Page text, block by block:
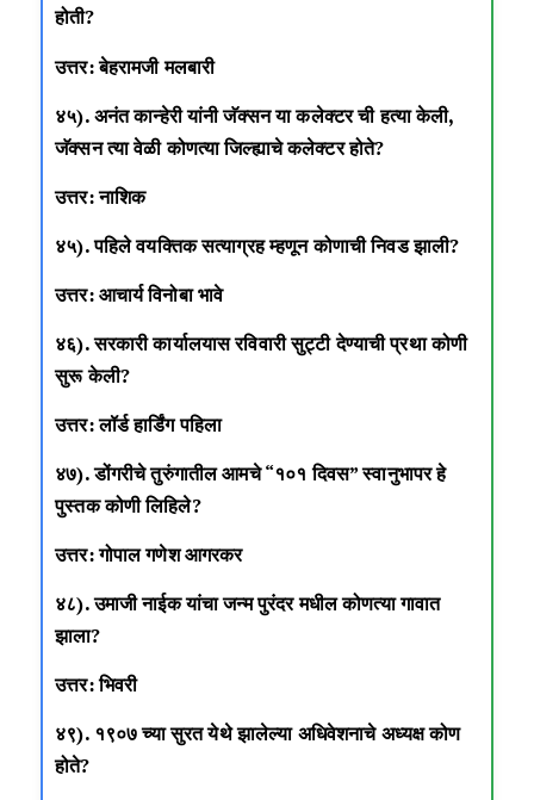
होती?
उत्तर: बेहरामजी मलबारी
४५). अनंत कान्हेरी यांनी जॅक्सन या कलेक्टर ची हत्या केली,
जॅक्सन त्या वेळी कोणत्या जिल्ह्याचे कलेक्टर होते?
उत्तर: नाशिक
४५). पहिले वयक्तिक सत्याग्रह म्हणून कोणाची निवड झाली?
उत्तर: आचार्य विनोबा भावे
४६). सरकारी कार्यालयास रविवारी सुट्टी देण्याची प्रथा कोणी
सुरू केली?
उत्तर: लॉर्ड हार्डिंग पहिला
४७). डोंगरीचे तुरुंगातील आमचे “१०१ दिवस” स्वानुभापर हे
पुस्तक कोणी लिहिले?
उत्तर: गोपाल गणेश आगरकर
४८). उमाजी नाईक यांचा जन्म पुरंदर मधील कोणत्या गावात
झाला?
उत्तर: भिवरी
४९). १९०७ च्या सुरत येथे झालेल्या अधिवेशनाचे अध्यक्ष कोण
होते?